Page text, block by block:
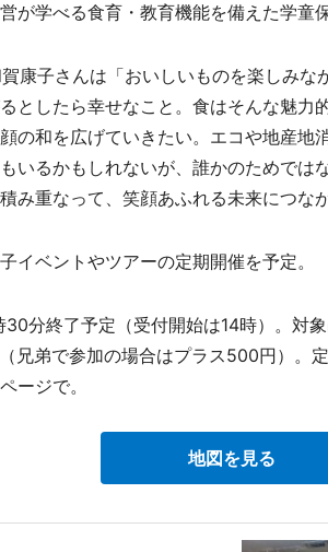
が学べる食育・教育機能を備えた学童
康子さんは「おいしいものを楽しみな
としたら幸せなこと。食はそんな魅力
の和を広げていきたい。エコや地産地
いるかもしれないが、誰かのためでは
み重なって、笑顔あふれる未来につな
イベントやツアーの定期開催を予定。
分終了予定（受付開始は14時）。対
兄弟で参加の場合はプラス500円）。
ージで。
地図を見る